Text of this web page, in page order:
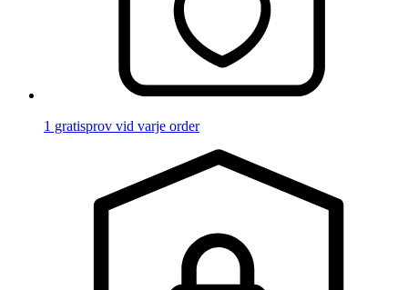
1 gratisprov vid varje order